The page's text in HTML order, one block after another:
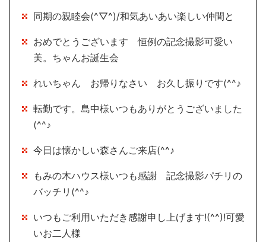
同期の親睦会(^▽^)/和気あいあい楽しい仲間と
おめでとうございます 恒例の記念撮影可愛い
美。ちゃんお誕生会
れいちゃん お帰りなさい お久し振りです(^^♪
転勤です。島中様いつもありがとうございました
(^^♪
今日は懐かしい森さんご来店(^^♪
もみの木ハウス様いつも感謝 記念撮影パチリの
バッチリ(^^♪
いつもご利用いただき感謝申し上げます!(^^)!可愛
いお二人様